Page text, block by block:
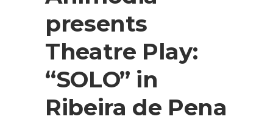
presents
Theatre Play:
“SOLO” in
Ribeira de Pena